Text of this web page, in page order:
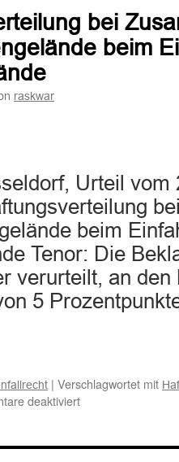
Kollision
zweier
Fahrzeuge
auf
bei
beim
raskwar
Urteil vom
beim
Tenor: Die
verurteilt, an den
5
| Verschlagwortet mit
deaktiviertfür
bei